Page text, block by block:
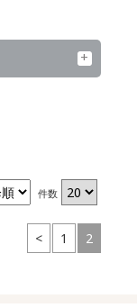
件数
< 1 2